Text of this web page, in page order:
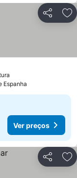
Partilhar
Espanha
Ver preços
Partilhar